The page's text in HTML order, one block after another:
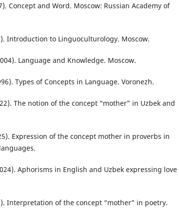
Concept and Word. Moscow: Russian Academy of
Introduction to Linguoculturology. Moscow.
Language and Knowledge. Moscow.
Types of Concepts in Language. Voronezh.
The notion of the concept “mother” in Uzbek and
Expression of the concept mother in proverbs in
Aphorisms in English and Uzbek expressing love
Interpretation of the concept “mother” in poetry.